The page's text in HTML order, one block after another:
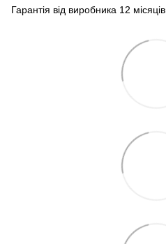
Гарантія від виробника 12 місяців.